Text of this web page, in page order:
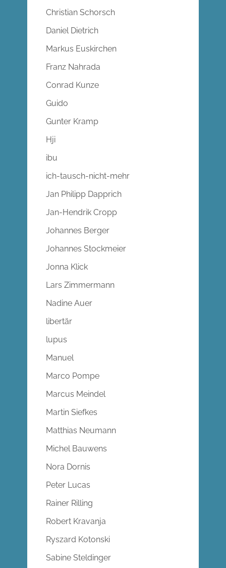
Christian Schorsch
Daniel Dietrich
Markus Euskirchen
Franz Nahrada
Conrad Kunze
Guido
Gunter Kramp
Hji
ibu
ich-tausch-nicht-mehr
Jan Philipp Dapprich
Jan-Hendrik Cropp
Johannes Berger
Johannes Stockmeier
Jonna Klick
Lars Zimmermann
Nadine Auer
libertär
lupus
Manuel
Marco Pompe
Marcus Meindel
Martin Siefkes
Matthias Neumann
Michel Bauwens
Nora Dornis
Peter Lucas
Rainer Rilling
Robert Kravanja
Ryszard Kotonski
Sabine Steldinger